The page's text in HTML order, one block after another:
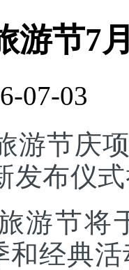
游节7
07-03
游节庆
发布仪
节将于
和经典